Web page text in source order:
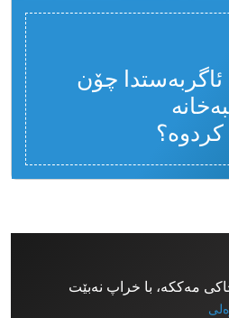
ئاگربەستدا چۆن
مەککە، با خراپ نەبێت